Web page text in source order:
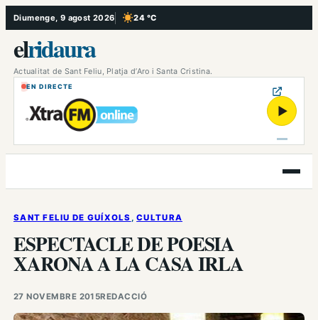
Vés
al
contingut
Diumenge, 9 agost 2026 24 °C
, Cel serè
elridaura
Actualitat de Sant Feliu, Platja d’Aro i Santa Cristina.
EN DIRECTE
▶
Obre
el
SANT FELIU DE GUÍXOLS , CULTURA
ESPECTACLE DE POESIA
XARONA A LA CASA IRLA
27 NOVEMBRE 2015REDACCIÓ